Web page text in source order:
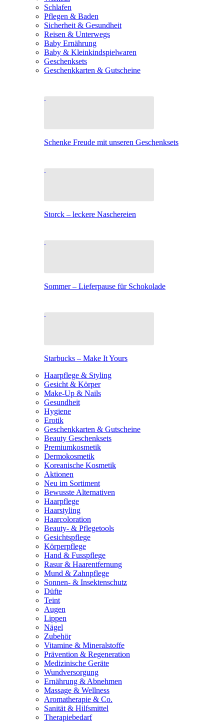
Schlafen
Pflegen & Baden
Sicherheit & Gesundheit
Reisen & Unterwegs
Baby Ernährung
Baby & Kleinkindspielwaren
Geschenksets
Geschenkkarten & Gutscheine
Schenke Freude mit unseren Geschenksets
Storck – leckere Naschereien
Sommer – Lieferpause für Schokolade
Starbucks – Make It Yours
Haarpflege & Styling
Gesicht & Körper
Make-Up & Nails
Gesundheit
Hygiene
Erotik
Geschenkkarten & Gutscheine
Beauty Geschenksets
Premiumkosmetik
Dermokosmetik
Koreanische Kosmetik
Aktionen
Neu im Sortiment
Bewusste Alternativen
Haarpflege
Haarstyling
Haarcoloration
Beauty- & Pflegetools
Gesichtspflege
Körperpflege
Hand & Fusspflege
Rasur & Haarentfernung
Mund & Zahnpflege
Sonnen- & Insektenschutz
Düfte
Teint
Augen
Lippen
Nägel
Zubehör
Vitamine & Mineralstoffe
Prävention & Regeneration
Medizinische Geräte
Wundversorgung
Ernährung & Abnehmen
Massage & Wellness
Aromatherapie & Co.
Sanität & Hilfsmittel
Therapiebedarf